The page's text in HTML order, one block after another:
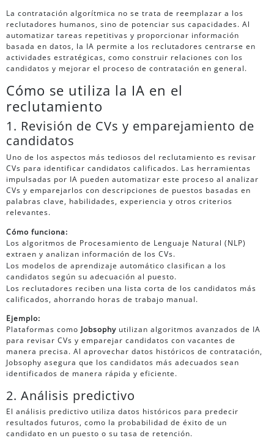
La contratación algorítmica no se trata de reemplazar a los
reclutadores humanos, sino de potenciar sus capacidades. Al
automatizar tareas repetitivas y proporcionar información
basada en datos, la IA permite a los reclutadores centrarse en
actividades estratégicas, como construir relaciones con los
candidatos y mejorar el proceso de contratación en general.
Cómo se utiliza la IA en el
reclutamiento
1. Revisión de CVs y emparejamiento de
candidatos
Uno de los aspectos más tediosos del reclutamiento es revisar
CVs para identificar candidatos calificados. Las herramientas
impulsadas por IA pueden automatizar este proceso al analizar
CVs y emparejarlos con descripciones de puestos basadas en
palabras clave, habilidades, experiencia y otros criterios
relevantes.
Cómo funciona:
Los algoritmos de Procesamiento de Lenguaje Natural (NLP)
extraen y analizan información de los CVs.
Los modelos de aprendizaje automático clasifican a los
candidatos según su adecuación al puesto.
Los reclutadores reciben una lista corta de los candidatos más
calificados, ahorrando horas de trabajo manual.
Ejemplo:
Plataformas como Jobsophy utilizan algoritmos avanzados de IA
para revisar CVs y emparejar candidatos con vacantes de
manera precisa. Al aprovechar datos históricos de contratación,
Jobsophy asegura que los candidatos más adecuados sean
identificados de manera rápida y eficiente.
2. Análisis predictivo
El análisis predictivo utiliza datos históricos para predecir
resultados futuros, como la probabilidad de éxito de un
candidato en un puesto o su tasa de retención.